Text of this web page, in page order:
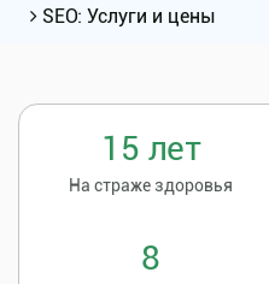
SEO: Услуги и цены
15 лет
На страже здоровья
8